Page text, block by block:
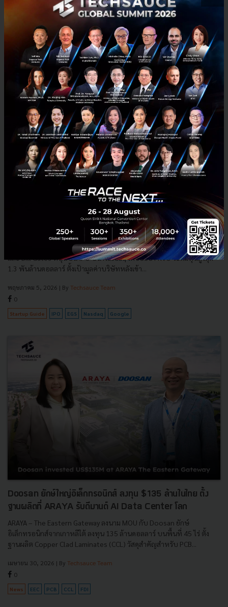
BOI HDI PCB
‘Fervo Energy’ สตาร์ทอัพพลังงานความร้อนใต้พิภพ เปิดแผน
IPO ระดมทุน $1.3 พันล้าน จุดประกายคลื่นพลังงานสะอาดยุค
Fervo Energy สตาร์ทอัพพลังงานความร้อนใต้พิภพยุคใหม่ที่มี Google
และ Bill Gates หนุน ยื่น IPO บน Nasdaq ใต้ชื่อย่อ FRVO ระดมทุนสูงสุด
1.3 พันล้านดอลลาร์ ตั้งเป้ามูลค่าบริษัทหลังเข้า...
พฤษภาคม 5, 2026 | By Techsauce Team
0
Startup Guide IPO EGS Nasdaq Google
Doosan ยักษ์ใหญ่อิเล็กทรอนิกส์ ลงทุน $135 ล้านในไทย ตั้ง
ฐานผลิตที่ ARAYA รับดีมานด์ AI Data Center โลก
ARAYA – The Eastern Gateway ลงนาม MOU กับ Doosan ยักษ์
อิเล็กทรอนิกส์จากเกาหลีใต้ ลงทุน 135 ล้านดอลลาร์ บนพื้นที่ 45 ไร่ ตั้ง
ฐานผลิต Copper Clad Laminates (CCL) วัสดุสำคัญสำหรับ PCB...
เมษายน 30, 2026 | By Techsauce Team
0
News EEC PCB CCL FDI